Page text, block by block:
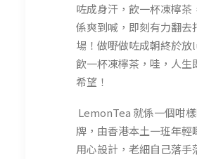
咗成身汗，飲一杯凍檸茶
係爽到喊，即刻有力翻去
場！做嘢做咗成朝終於放
飲一杯凍檸茶，哇，人生
希望！
LemonTea 就係一個咁
牌，由香港本土一班年輕
用心設計，老細自己落手